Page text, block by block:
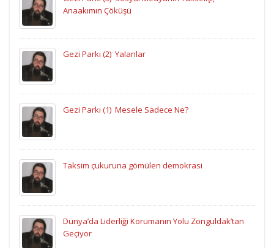
Anaakımın Çöküşü
Gezi Parkı (2)  Yalanlar
Gezi Parkı (1)  Mesele Sadece Ne?
Taksim çukuruna gömülen demokrasi
Dünya’da Liderliği Korumanın Yolu Zonguldak’tan
Geçiyor